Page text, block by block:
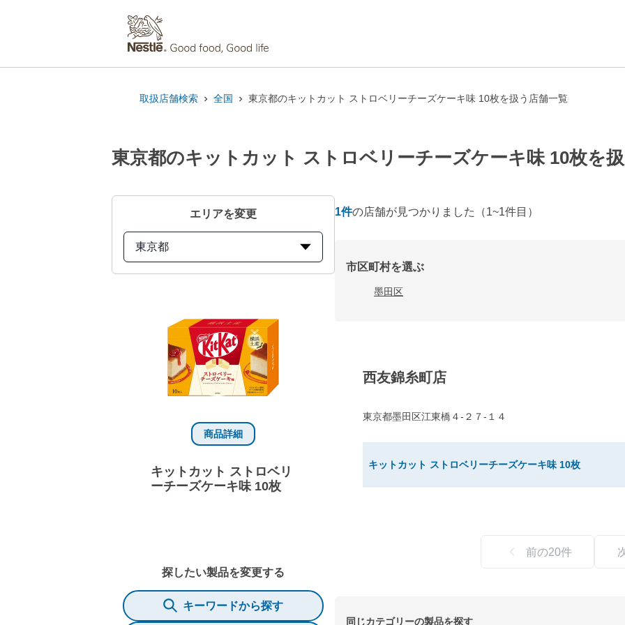
取扱店舗検索 全国 東京都のキットカット ストロベリーチーズケーキ味 10枚を扱う店舗一覧
東京都のキットカット ストロベリーチーズケーキ味 10枚を
エリアを変更
東京都
商品詳細
キットカット ストロベリ
ーチーズケーキ味 10枚
探したい製品を変更する
キーワードから探す
1件の店舗が見つかりました （1~1件目）
市区町村を選ぶ
墨田区
西友錦糸町店
東京都墨田区江東橋４-２７-１４
キットカット ストロベリーチーズケーキ味 10枚
前の20件
同じカテゴリーの製品を探す